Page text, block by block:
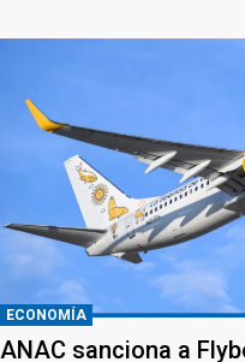
ECONOMÍA
ANAC sanciona a